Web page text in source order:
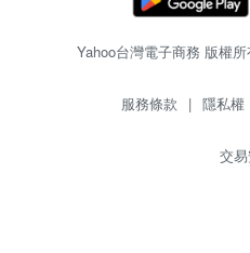
Yahoo台灣電子商務 版權
服務條款 | 隱私權
交